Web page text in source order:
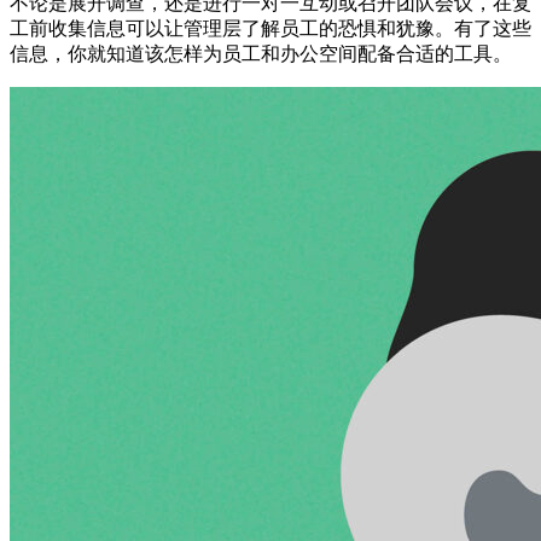
工前收集信息可以让管理层了解员工的恐惧和犹豫。有了这些
信息，你就知道该怎样为员工和办公空间配备合适的工具。